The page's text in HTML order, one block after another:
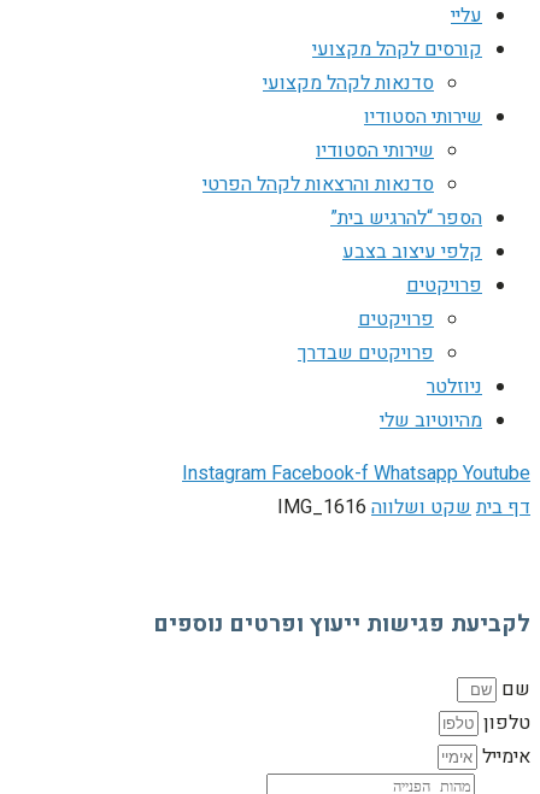
עליי
קורסים לקהל מקצועי
סדנאות לקהל מקצועי
שירותי הסטודיו
שירותי הסטודיו
סדנאות והרצאות לקהל הפרטי
הספר “להרגיש בית”
קלפי עיצוב בצבע
פרויקטים
פרויקטים
פרויקטים שבדרך
ניוזלטר
מהיוטיוב שלי
InstagramFacebook-fWhatsappYoutube
דף ביתשקט ושלווה IMG_1616
לקביעת פגישות ייעוץ ופרטים נוספים
שם
טלפון
אימייל